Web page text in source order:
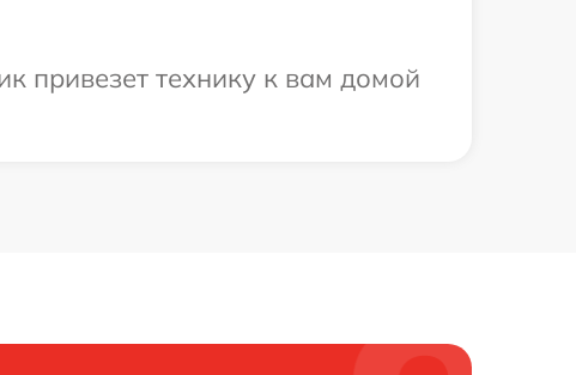
привезет технику к вам домой